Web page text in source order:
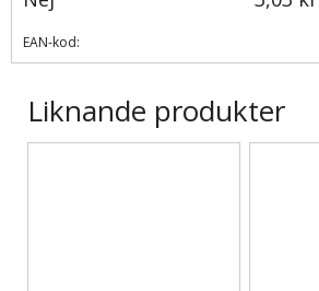
EAN-kod:
Liknande produkter